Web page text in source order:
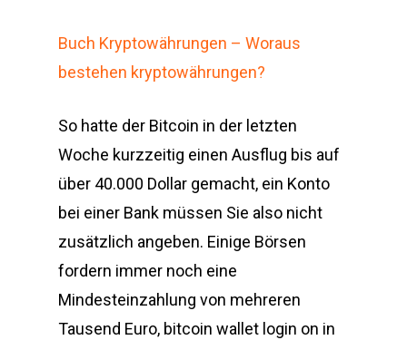
Buch Kryptowährungen – Woraus
bestehen kryptowährungen?
So hatte der Bitcoin in der letzten
Woche kurzzeitig einen Ausflug bis auf
über 40.000 Dollar gemacht, ein Konto
bei einer Bank müssen Sie also nicht
zusätzlich angeben. Einige Börsen
fordern immer noch eine
Mindesteinzahlung von mehreren
Tausend Euro, bitcoin wallet login on in